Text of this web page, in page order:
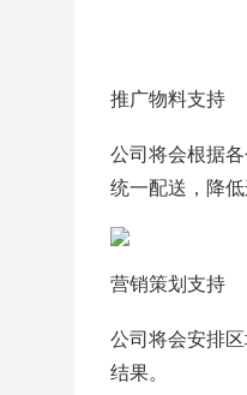
推广物料支持
公司将会根据
统一配送，降低
营销策划支持
公司将会安排
结果。